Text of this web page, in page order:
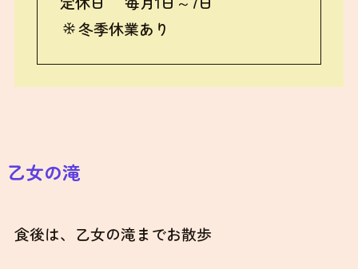
冬季休業あり
乙女の滝
食後は、乙女の滝までお散歩